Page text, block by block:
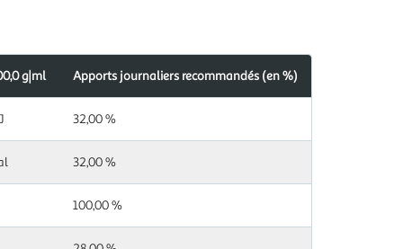
g|ml Apports journaliers recommandés (en %)
32,00 %
32,00 %
100,00 %